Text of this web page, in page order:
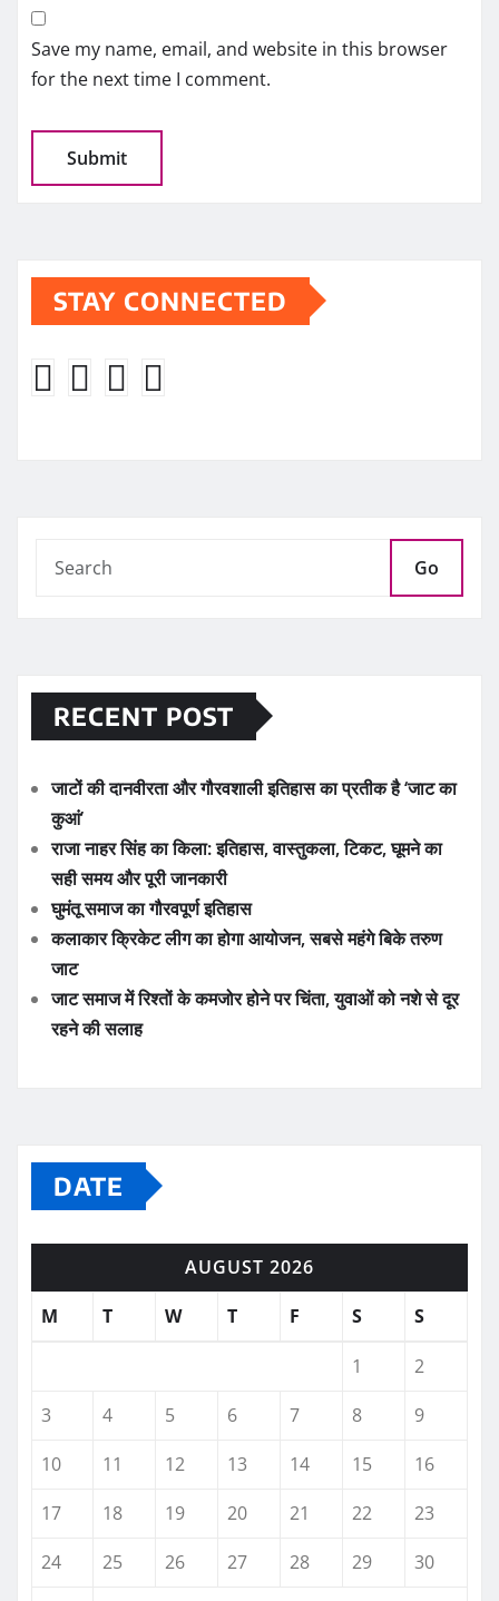
Save my name, email, and website in this browser
for the next time I comment.
STAY CONNECTED
Go
RECENT POST
जाटों की दानवीरता और गौरवशाली इतिहास का प्रतीक है ‘जाट का
कुआं’
राजा नाहर सिंह का किला: इतिहास, वास्तुकला, टिकट, घूमने का
सही समय और पूरी जानकारी
घुमंतू समाज का गौरवपूर्ण इतिहास
कलाकार क्रिकेट लीग का होगा आयोजन, सबसे महंगे बिके तरुण
जाट
जाट समाज में रिश्तों के कमजोर होने पर चिंता, युवाओं को नशे से दूर
रहने की सलाह
DATE
AUGUST 2026
M
T W T F S S
1
2
3
4 5 6 7 8
9
10
11 12 13 14 15
16
17
18 19 20 21 22
23
24
25 26 27 28 29
30